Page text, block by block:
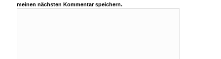
meinen nächsten Kommentar speichern.